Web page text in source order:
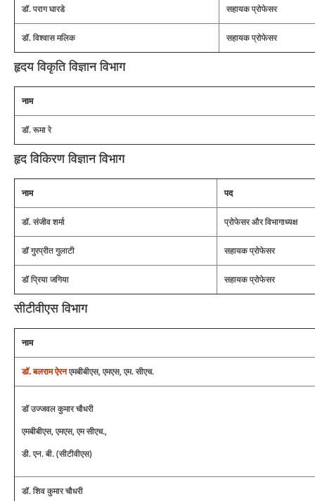
डॉ. पराग घारडे सहायक प्रोफेसर
डॉ. विश्वास मलिक सहायक प्रोफेसर
हृदय विकृति विज्ञान विभाग
नाम
डॉ. रूमा रे
हृद विकिरण विज्ञान विभाग
नाम पद
डॉ. संजीव शर्मा प्रोफेसर और विभागाध्‍यक्ष
डॉ गुरप्रीत गुलाटी सहायक प्रोफेसर
डॉ प्रिया जगिया सहायक प्रोफेसर
सीटीवीएस विभाग
नाम
डॉ. बलराम ऐरनएमबीबीएस, एमएस, एम. सीएच.
डॉ उज्जवल कुमार चौधरी
एमबीबीएस, एमएस, एम सीएच.,
डी. एन. बी. (सीटीवीएस)
डॉ. शिव कुमार चौधरी